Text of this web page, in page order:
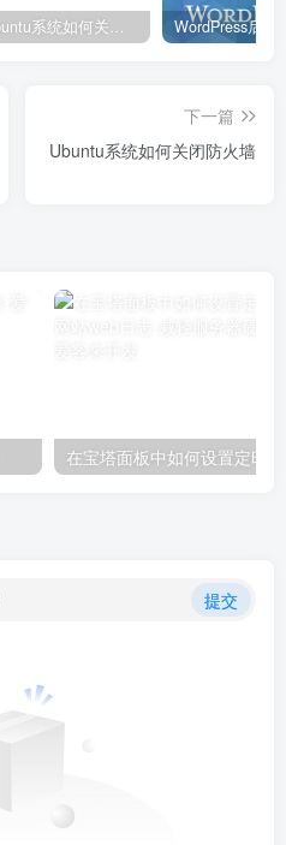
Ubuntu系统如何关闭防火墙
下一篇
Ubuntu系统如何关闭防火墙
提交